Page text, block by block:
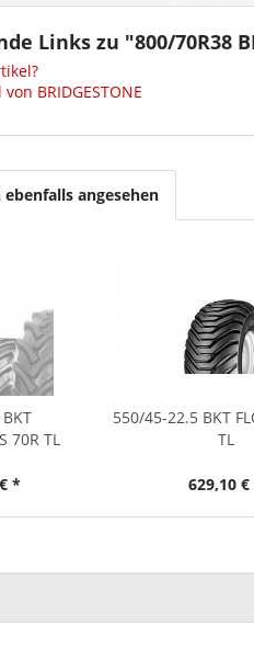
Links zu "800/70R38
BRIDGESTONE
angesehen
70R TL
*
550/45-22.5 BKT
TL
629,10